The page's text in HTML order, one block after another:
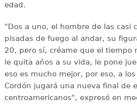
edad.
"Dos a uno, el hombre de las casi
pisadas de fuego al andar, su
20, pero sí, créame que el tiempo
le quita años a su vida, le pone
eso es mucho mejor, por eso, a
Cordón jugará una nueva final de
centroamericanos", expresó en